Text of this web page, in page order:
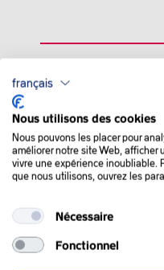
QUE SE
DANS LE
Les cours du pétrole ont
spéculatifs se positionnant
à la Maison Blanche le 20
Les cours ont notamment
français
Nous utilisons des cookies
Nous pouvons les placer pour
améliorer notre site Web, afficher
vivre une expérience inoubliable.
que nous utilisons, ouvrez les
Nécessaire
Fonctionnel